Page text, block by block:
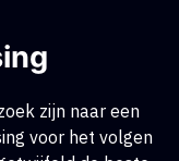
zijn naar een
voor het volgen